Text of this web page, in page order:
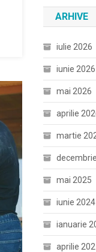
ARHIVE
iulie 2026
iunie 2026
mai 2026
aprilie
martie
mai 2025
iunie 2024
ianuarie
aprilie